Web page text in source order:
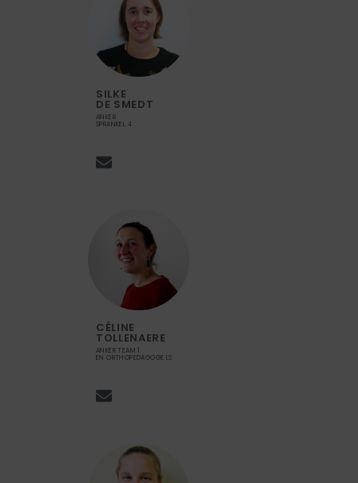
SILKE
DE SMEDT
ANKER
SPRANKEL 4
CÉLINE
TOLLENAERE
ANKER TEAM 1
EN ORTHOPEDAGOGE LS